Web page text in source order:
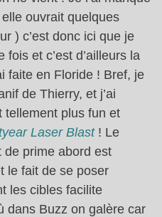
elle ouvrait quelques
) c’est donc ici que je
fois et c’est d’ailleurs la
faite en Floride ! Bref, je
de Thierry, et j’ai
tellement plus fun et
Laser Blast! Le
de prime abord est
le fait de se poser
les cibles facilite
dans Buzz on galère car